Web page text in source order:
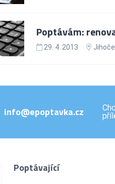
Poptávám:
29. 4. 2013
info@epoptavka.cz
Poptávající